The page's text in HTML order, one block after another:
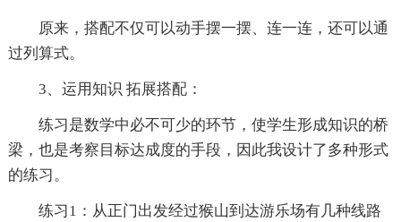
原来，搭配不仅可以动手摆一摆、连一连，还可以通
过列算式。
3、运用知识 拓展搭配：
练习是数学中必不可少的环节，使学生形成知识的桥
梁，也是考察目标达成度的手段，因此我设计了多种形式
的练习。
练习1：从正门出发经过猴山到达游乐场有几种线路